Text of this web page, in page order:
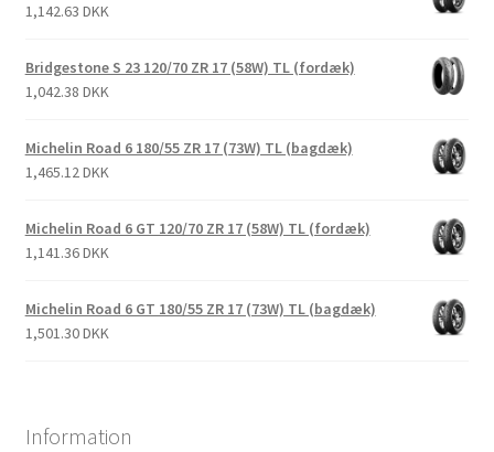
1,142.63 DKK
Bridgestone S 23 120/70 ZR 17 (58W) TL (fordæk)
1,042.38 DKK
Michelin Road 6 180/55 ZR 17 (73W) TL (bagdæk)
1,465.12 DKK
Michelin Road 6 GT 120/70 ZR 17 (58W) TL (fordæk)
1,141.36 DKK
Michelin Road 6 GT 180/55 ZR 17 (73W) TL (bagdæk)
1,501.30 DKK
Information